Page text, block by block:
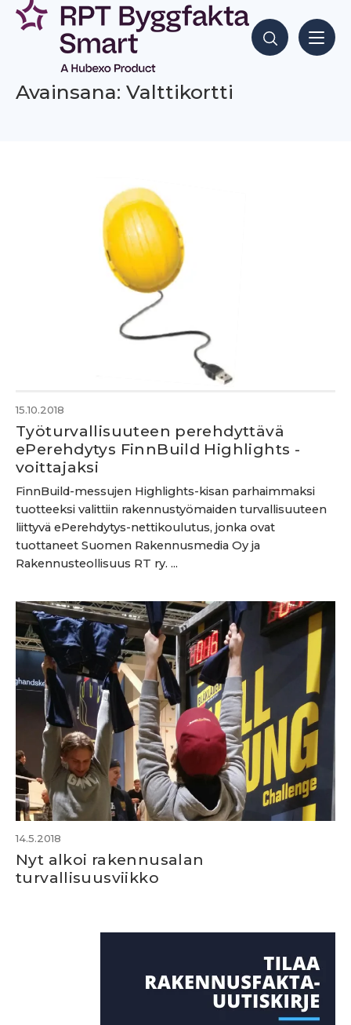
Siirry
sisältöön
Hae sisältöjä
Avainsana: Valttikortti
15.10.2018
Työturvallisuuteen perehdyttävä
ePerehdytys FinnBuild Highlights -
voittajaksi
FinnBuild-messujen Highlights-kisan parhaimmaksi
tuotteeksi valittiin rakennustyömaiden turvallisuuteen
liittyvä ePerehdytys-nettikoulutus, jonka ovat
tuottaneet Suomen Rakennusmedia Oy ja
Rakennusteollisuus RT ry. ...
14.5.2018
Nyt alkoi rakennusalan
turvallisuusviikko